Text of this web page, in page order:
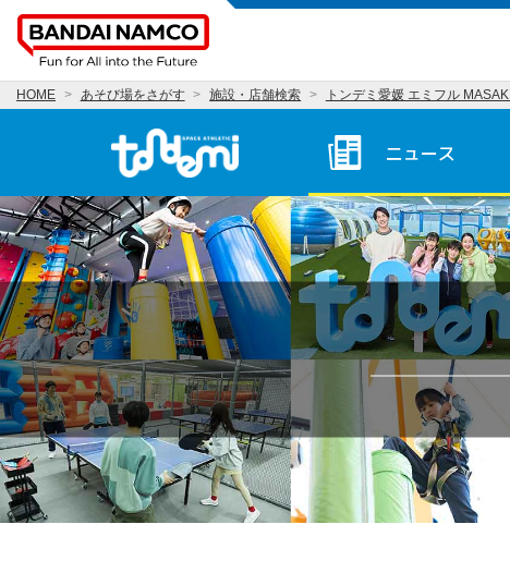
HOME あそび場をさがす 施設・店舗検索 トンデミ愛媛 エミフル MASAKI
トンデミ愛媛 HOMEニュース